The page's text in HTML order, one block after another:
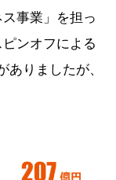
事業」を担っ
ンオフによる
りましたが、